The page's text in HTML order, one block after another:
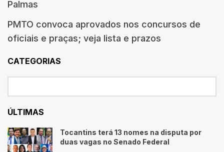
Palmas
PMTO convoca aprovados nos concursos de
oficiais e praças; veja lista e prazos
CATEGORIAS
ÚLTIMAS
Tocantins terá 13 nomes na disputa por
duas vagas no Senado Federal